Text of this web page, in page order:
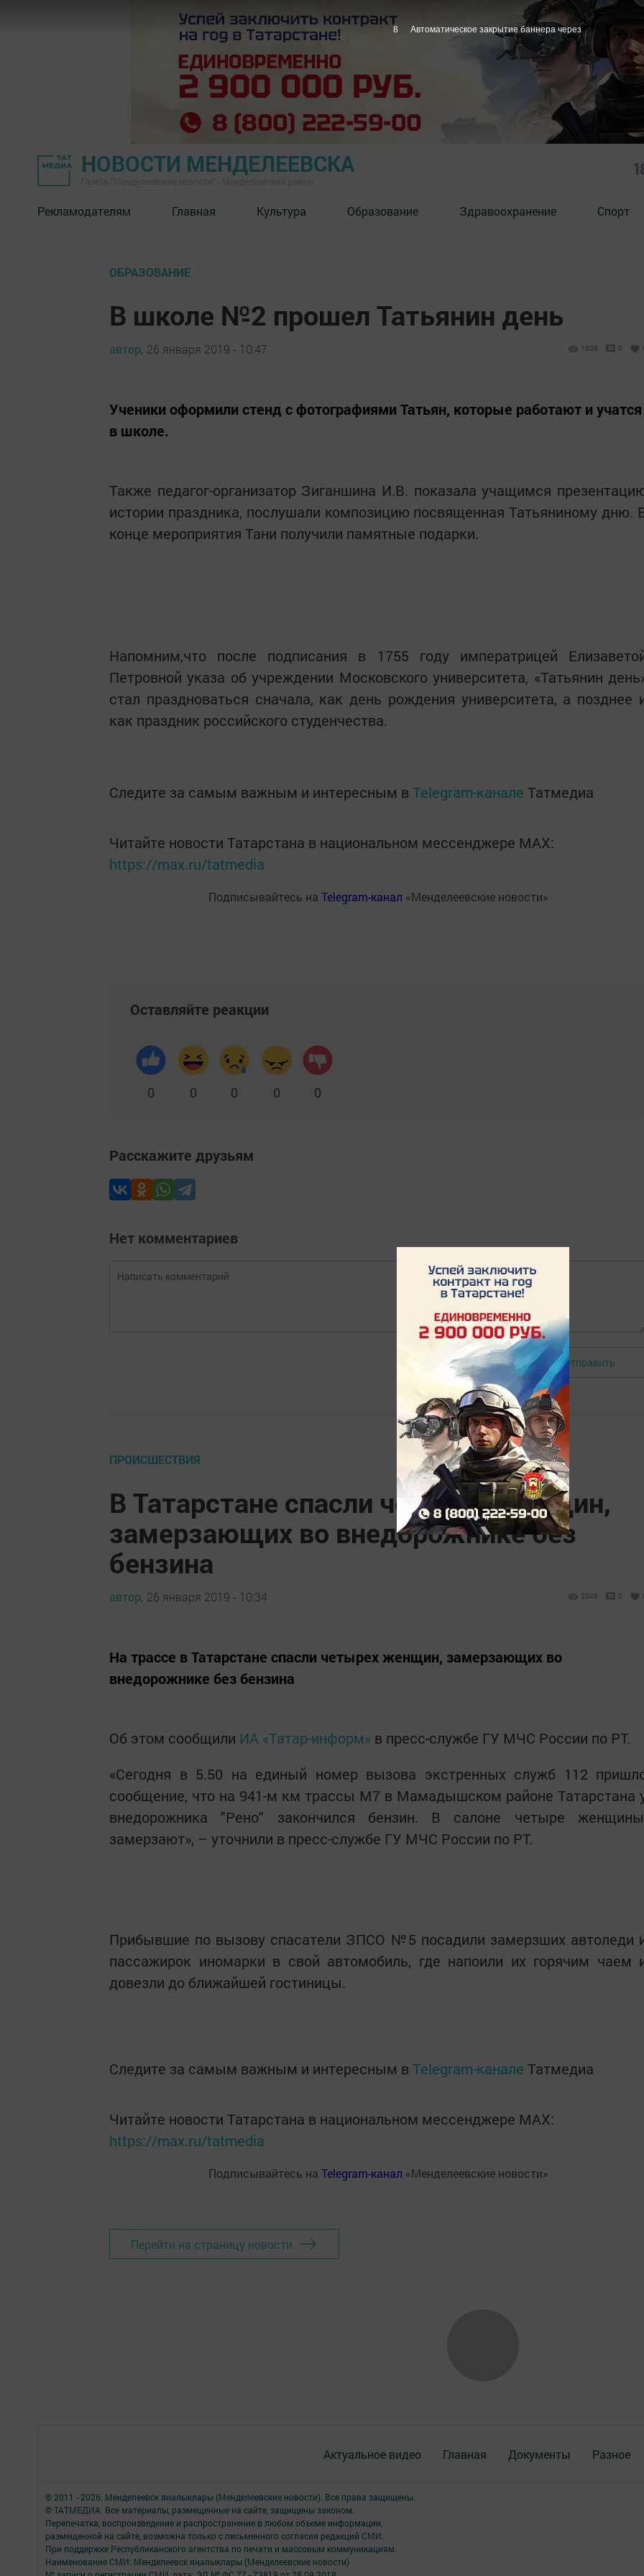
НОВОСТИ МЕНДЕЛЕЕВСКА
Рекламодателям Главная Культура Образование Здравоохранение Спорт
ОБРАЗОВАНИЕ
В школе №2 прошел Татьянин день
автор, 26 января 2019 - 10:47 1809 0
Ученики оформили стенд с фотографиями Татьян, которые работают и учатся
в школе.
Также педагог-организатор Зиганшина И.В. показала учащимся
истории праздника, послушали композицию посвященная Татьяниному дню.
конце мероприятия Тани получили памятные подарки.
Напомним,что после подписания в 1755 году императрицей
Петровной указа об учреждении Московского университета, «Татьянин
стал праздноваться сначала, как день рождения университета, а позднее
как праздник российского студенчества.
Следите за самым важным и интересным в Telegram-канале Татмедиа
Читайте новости Татарстана в национальном мессенджере MАХ:
https://max.ru/tatmedia
Подписывайтесь на Telegram-канал «Менделеевские новости»
Оставляйте реакции
0 0 0 0 0
Расскажите друзьям
Нет комментариев
Авторизоваться Отправить
ПРОИСШЕСТВИЯ
В Татарстане спасли четырех женщин,
замерзающих во внедорожнике без
бензина
автор, 26 января 2019 - 10:34 2046 0
На трассе в Татарстане спасли четырех женщин, замерзающих во
внедорожнике без бензина
Об этом сообщили ИА «Татар-информ» в пресс-службе ГУ МЧС России по РТ.
«Сегодня в 5.50 на единый номер вызова экстренных служб 112
сообщение, что на 941-м км трассы М7 в Мамадышском районе Татарстана
внедорожника "Рено" закончился бензин. В салоне четыре
замерзают», – уточнили в пресс-службе ГУ МЧС России по РТ.
Прибывшие по вызову спасатели ЗПСО №5 посадили замерзших автоледи
пассажирок иномарки в свой автомобиль, где напоили их горячим чаем
довезли до ближайшей гостиницы.
Следите за самым важным и интересным в Telegram-канале Татмедиа
Читайте новости Татарстана в национальном мессенджере MАХ:
https://max.ru/tatmedia
Подписывайтесь на Telegram-канал «Менделеевские новости»
Перейти на страницу новости
Актуальное видео Главная Документы Разное
© 2011 - 2026. Менделеевск яӊалыклары (Менделеевские новости). Все права защищены.
© ТАТМЕДИА. Все материалы, размещенные на сайте, защищены законом.
Перепечатка, воспроизведение и распространение в любом объеме информации,
размещенной на сайте, возможна только с письменного согласия редакций СМИ.
При поддержке Республиканского агентства по печати и массовым коммуникациям.
Наименование СМИ: Менделеевск яӊалыклары (Менделеевские новости)
7 Автоматическое закрытие баннера через